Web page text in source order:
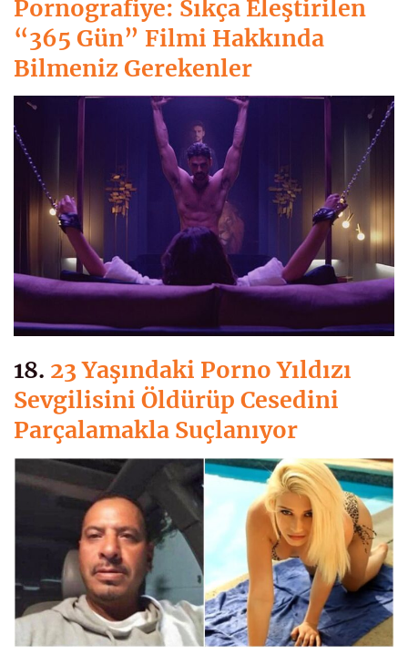
Pornografiye: Sıkça Eleştirilen
“365 Gün” Filmi Hakkında
Bilmeniz Gerekenler
18. 23 Yaşındaki Porno Yıldızı
Sevgilisini Öldürüp Cesedini
Parçalamakla Suçlanıyor